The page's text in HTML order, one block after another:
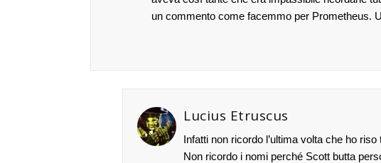
un commento come facemmo per Prometheus.
Lucius Etruscus
Infatti non ricordo l’ultima volta che ho
Non ricordo i nomi perché Scott butta